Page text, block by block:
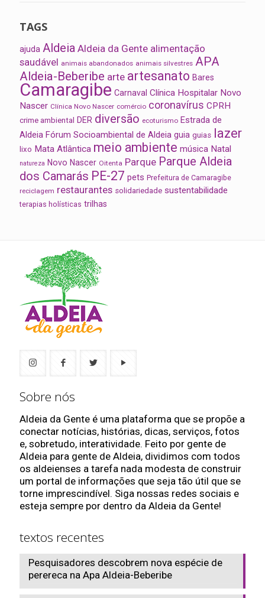
TAGS
ajuda Aldeia Aldeia da Gente alimentação
saudável animais abandonados animais silvestres APA
Aldeia-Beberibe arte artesanato Bares
Camaragibe Carnaval Clínica Hospitalar Novo
Nascer Clínica Novo Nascer comércio coronavírus CPRH
crime ambiental DER diversão ecoturismo Estrada de
Aldeia Fórum Socioambiental de Aldeia guia guias lazer
lixo Mata Atlântica meio ambiente música Natal
natureza Novo Nascer Oitenta Parque Parque Aldeia
dos Camarás PE-27 pets Prefeitura de Camaragibe
reciclagem restaurantes solidariedade sustentabilidade
terapias holísticas trilhas
Sobre nós
Aldeia da Gente é uma plataforma que se propõe a
conectar notícias, histórias, dicas, serviços, fotos
e, sobretudo, interatividade. Feito por gente de
Aldeia para gente de Aldeia, dividimos com todos
os aldeienses a tarefa nada modesta de construir
um portal de informações que seja tão útil que se
torne imprescindível. Siga nossas redes sociais e
esteja sempre por dentro da Aldeia da Gente!
textos recentes
Pesquisadores descobrem nova espécie de
perereca na Apa Aldeia-Beberibe